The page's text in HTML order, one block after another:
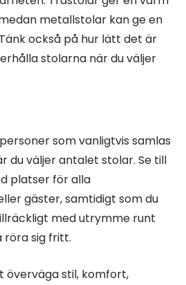
metallstolar kan ge en
också på hur lätt det är
stolarna när du väljer
som vanligtvis samlas
du väljer antalet stolar. Se till
platser för alla
gäster, samtidigt som du
med utrymme runt
sig fritt.
överväga stil, komfort,